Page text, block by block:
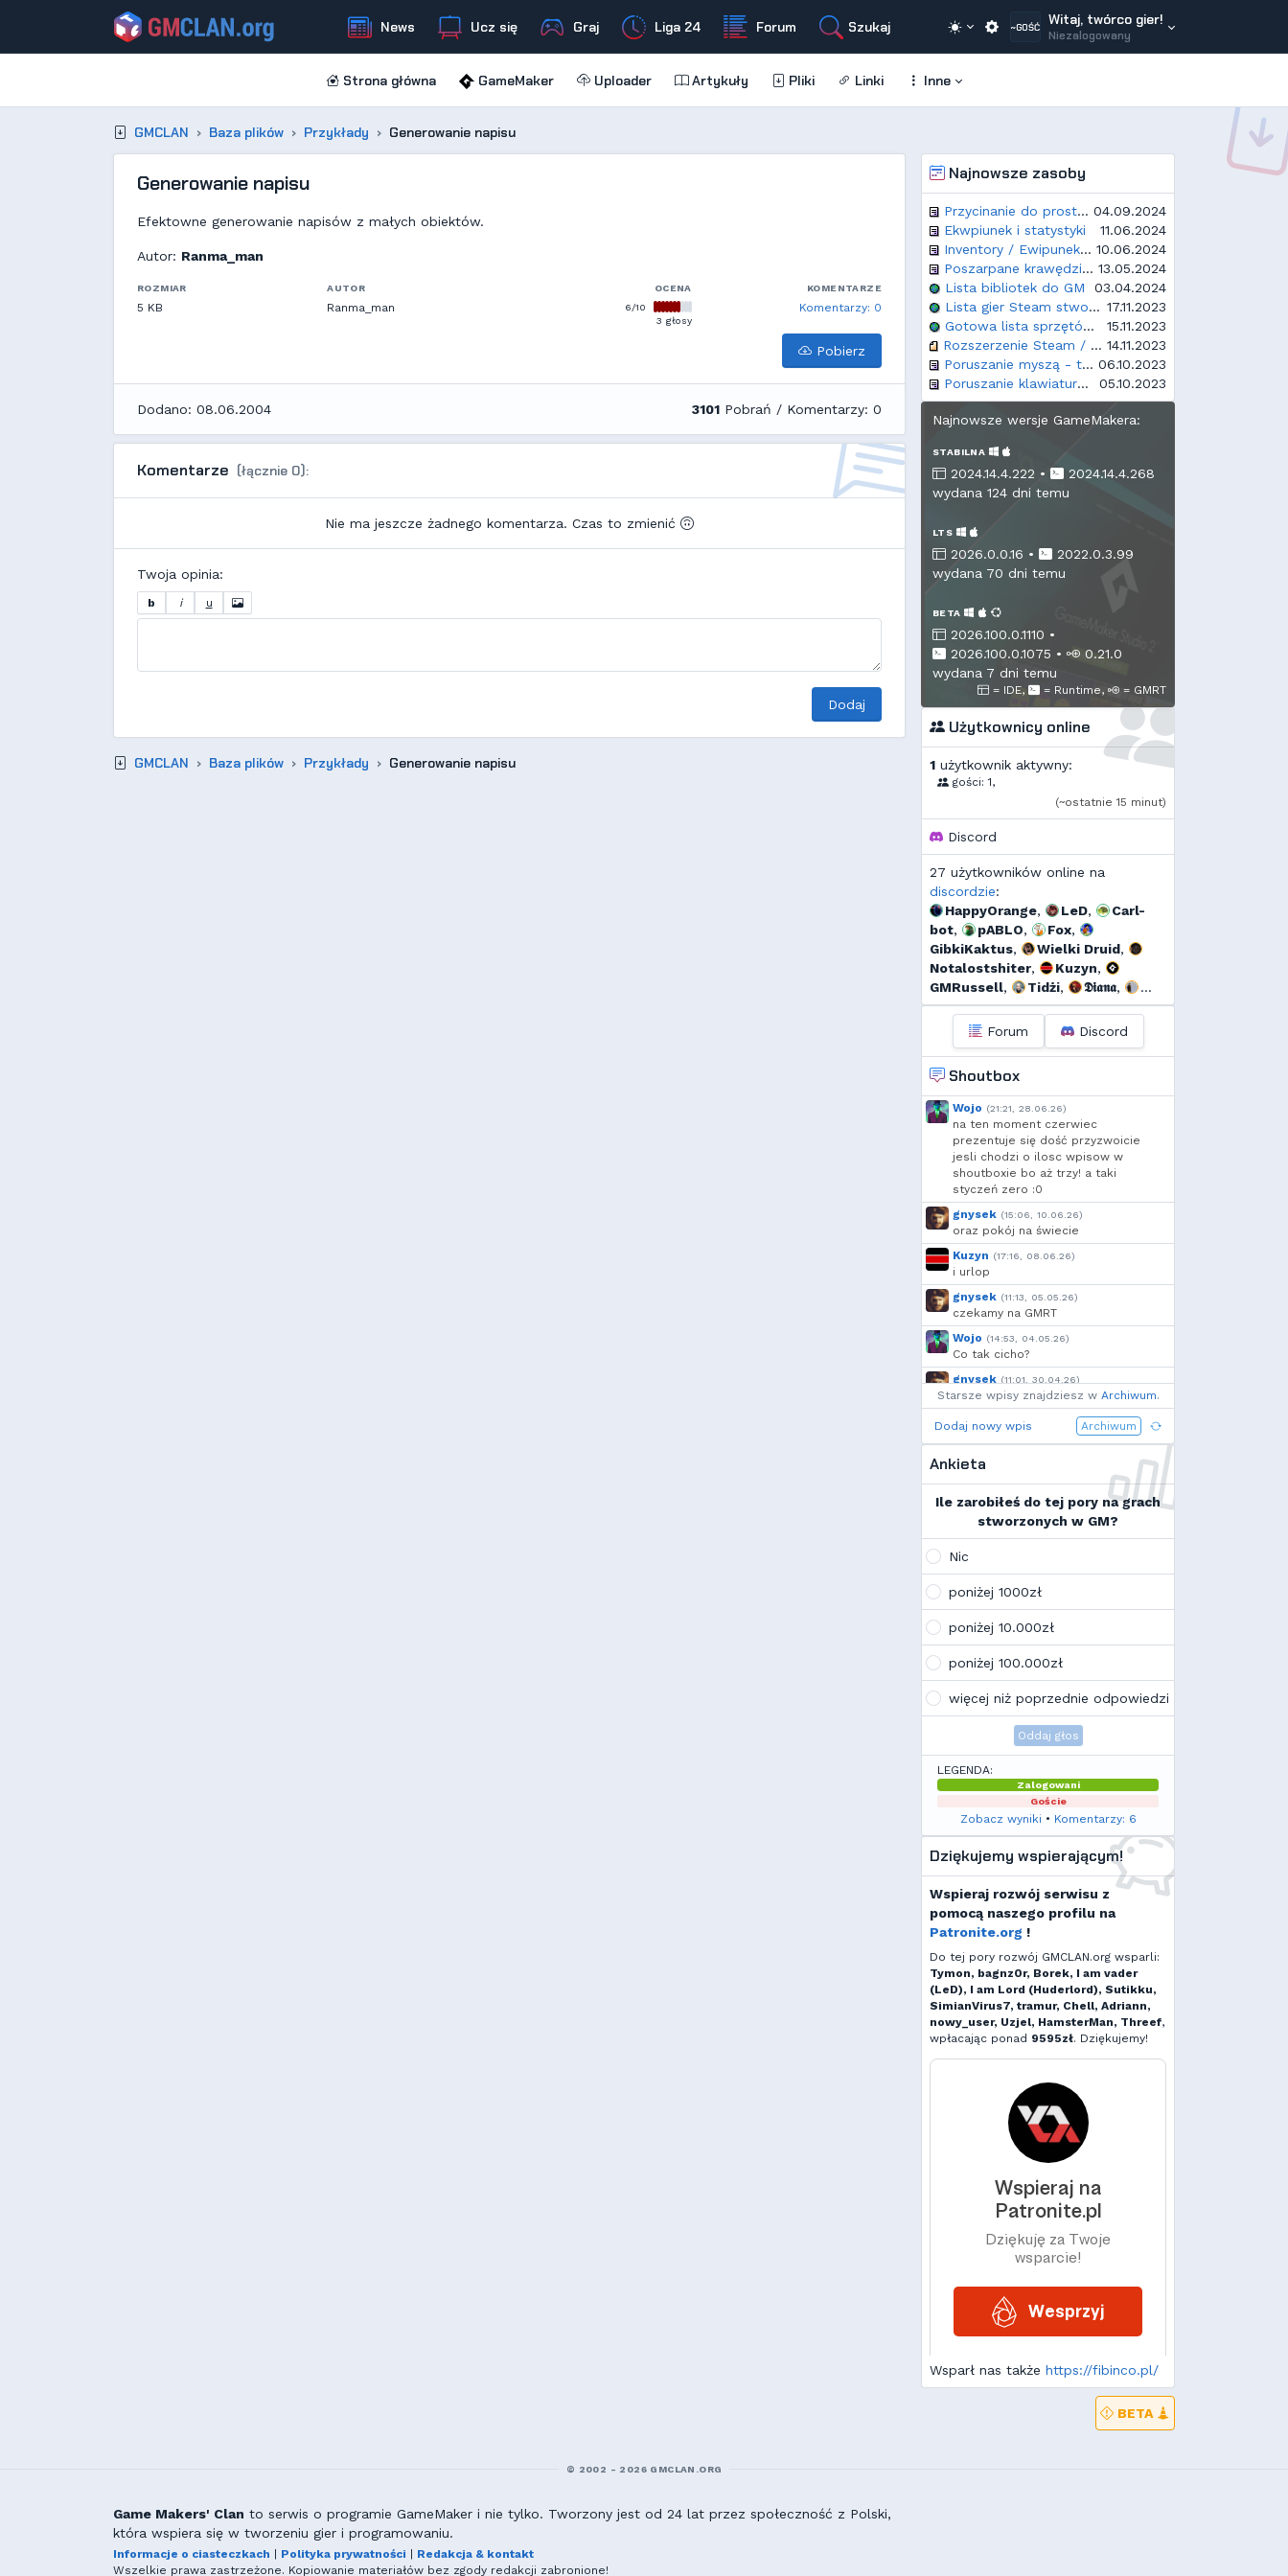
~GOŚĆ Witaj, twórco gier!
Niezalogowany
News Ucz się Graj Liga 24 Forum Szukaj
Strona główna GameMaker Uploader Artykuły Pliki Linki Inne
GMCLAN Baza plików Przykłady Generowanie napisu
Generowanie napisu
Efektowne generowanie napisów z małych obiektów.
Autor: Ranma_man
ROZMIAR
5 KB
AUTOR
Ranma_man
OCENA
6/10
3 głosy
KOMENTARZE
Komentarzy: 0
Pobierz
Dodano: 08.06.2004 3101 Pobrań / Komentarzy: 0
Komentarze (łącznie 0):
Nie ma jeszcze żadnego komentarza. Czas to zmienić
Twoja opinia:
b i u
Dodaj
GMCLAN Baza plików Przykłady Generowanie napisu
Najnowsze zasoby
Przycinanie do prostokątnego obszaru
04.09.2024
Ekwpiunek i statystyki
11.06.2024
Inventory / Ewipunek / Plecak - proste rozwiązanie
10.06.2024
Poszarpane krawędzie w Opera GX
13.05.2024
Lista bibliotek do GM
03.04.2024
Lista gier Steam stworzonych w GameMakerze
17.11.2023
Gotowa lista sprzętów i rozdzielczości dla GM
15.11.2023
Rozszerzenie Steam / Steamworks
14.11.2023
Poruszanie myszą - top down
06.10.2023
Poruszanie klawiaturą - top down
05.10.2023
Najnowsze wersje GameMakera:
STABILNA
2024.14.4.222 •
2024.14.4.268
wydana 124 dni temu
LTS
2026.0.0.16 •
2022.0.3.99
wydana 70 dni temu
BETA
2026.100.0.1110 •
2026.100.0.1075 •
0.21.0
wydana 7 dni temu
= IDE, = Runtime, = GMRT
Użytkownicy online
1 użytkownik aktywny:
gości: 1,
(~ostatnie 15 minut)
Discord
27 użytkowników online na
discordzie:
HappyOrange, LeD,
Carl-
bot, pABLO, Fox,
GibkiKaktus, Wielki Druid,
Notalostshiter, Kuzyn,
GMRussell, Tidżi, 𝕯𝖎𝖆𝖓𝖆,
Threef, RogerDodg3r, s...,
Murrri, szmalu
Korodzik, Kandif, Arrekin,
h..., exigo
Forum Discord
Shoutbox
Wojo (21:21, 28.06.26)
na ten moment czerwiec
prezentuje się dość przyzwoicie
jesli chodzi o ilosc wpisow w
shoutboxie bo aż trzy! a taki
styczeń zero :0
gnysek (15:06, 10.06.26)
oraz pokój na świecie
Kuzyn (17:16, 08.06.26)
i urlop
gnysek (11:13, 05.05.26)
czekamy na GMRT
Wojo (14:53, 04.05.26)
Co tak cicho?
gnysek (11:01, 30.04.26)
Grill panie, grill.
Wojo
(14:18, 29.04.26)
Jak planujecie spędzić najbliższą
Ja zainstalowałem sobie Linux mint
na swoim laptopie
Wojo
Tak, po zmianach gmclan przeżywa
wskazują, że ten rok będzie rokiem
Linuxa, rokiem odejścia od
discorda na rzecz forów
internetowych
K Kamilek
Ale klimat tu znowu wrócić!
Starsze wpisy znajdziesz w Archiwum.
Dodaj nowy wpis Archiwum
Ankieta
Ile zarobiłeś do tej pory na grach
stworzonych w GM?
Nic
poniżej 1000zł
poniżej 10.000zł
poniżej 100.000zł
więcej niż poprzednie odpowiedzi
Oddaj głos
LEGENDA:
Zalogowani
Goście
Zobacz wyniki • Komentarzy: 6
Dziękujemy wspierającym!
Wspieraj rozwój serwisu z
pomocą naszego profilu na
Patronite.org !
Do tej pory rozwój GMCLAN.org wsparli:
Tymon, bagnz0r, Borek, I am vader
(LeD), I am Lord (Huderlord), Sutikku,
SimianVirus7, tramur, Chell, Adriann,
nowy_user, Uzjel, HamsterMan, Threef,
wpłacając ponad 9595zł. Dziękujemy!
Wsparł nas także https://fibinco.pl/
BETA
© 2002 - 2026 GMCLAN.ORG
Game Makers' Clan to serwis o programie GameMaker i nie tylko. Tworzony jest od 24 lat przez społeczność z Polski,
która wspiera się w tworzeniu gier i programowaniu.
Informacje o ciasteczkach Polityka prywatności
Redakcja & kontakt
Wszelkie prawa zastrzeżone. Kopiowanie materiałów bez zgody redakcji zabronione!